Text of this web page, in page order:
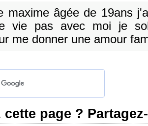
maxime âgée de 19ans
vie pas avec moi je
me donner une amour
cette page ?